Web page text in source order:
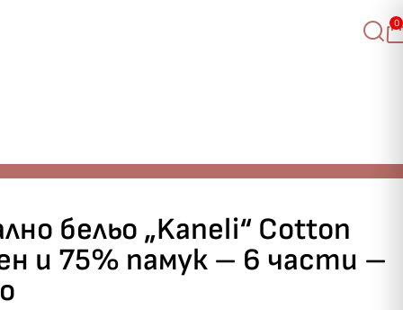
0
бельо „Kaneli“ Cotton
и 75% памук – 6 части –